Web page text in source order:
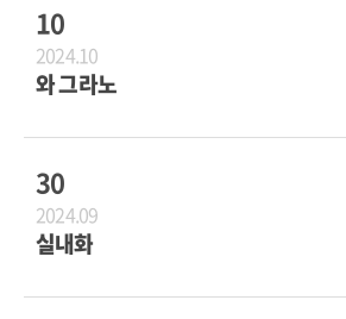
10
2024.10
와 그라노
30
2024.09
실내화